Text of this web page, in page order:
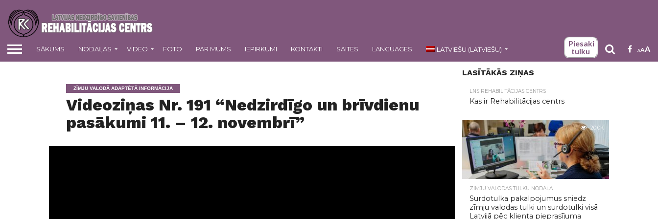
SĀKUMS NODAĻAS VIDEO FOTO PAR MUMS IEPIRKUMI KONTAKTI SAITES LANGUAGES LATVIEŠU (LATVIEŠU)
Piesaki
tulku
AAA
ZĪMJU VALODĀ ADAPTĒTĀ INFORMĀCIJA
Videoziņas Nr. 191 “Nedzirdīgo un brīvdienu
pasākumi 11. – 12. novembrī”
LASĪTĀKĀS ZIŅAS
LNS REHABILITĀCIJAS CENTRS
Kas ir Rehabilitācijas centrs
20.0K
ZĪMJU VALODAS TULKU NODAĻA
Surdotulka pakalpojumus sniedz
zīmju valodas tulki un surdotulki visā
Latvijā pēc klienta pieprasījuma